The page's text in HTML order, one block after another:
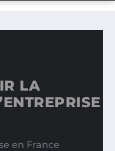
LA
en France